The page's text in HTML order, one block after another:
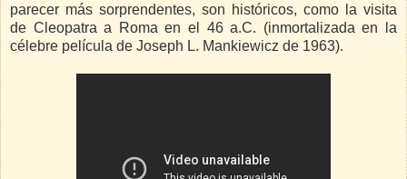
parecer más sorprendentes, son históricos, como la visita
de Cleopatra a Roma en el 46 a.C. (inmortalizada en la
célebre película de Joseph L. Mankiewicz de 1963).